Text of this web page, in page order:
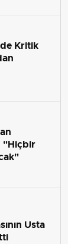
Kritik
"Hiçbir
Usta